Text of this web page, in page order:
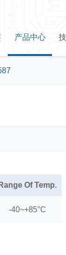
产品中心
Range Of Temp.
-40~+85°C